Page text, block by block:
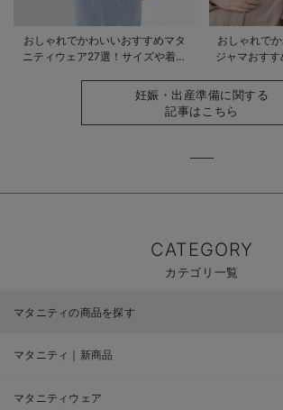
おしゃれでかわいいおすすめマタ
ニティウェア27選！サイズや着る
おしゃれで
ジャマおす
妊娠・出産準備に関する
記事はこちら
CATEGORY
カテゴリ一覧
マタニティの商品を探す
マタニティ｜新商品
マタニティウェア